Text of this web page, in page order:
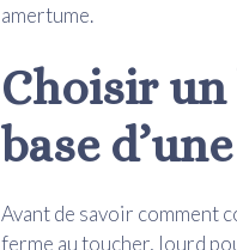
amertume.
Choisir un
base
Avant de savoir comment
ferme au toucher, lourd